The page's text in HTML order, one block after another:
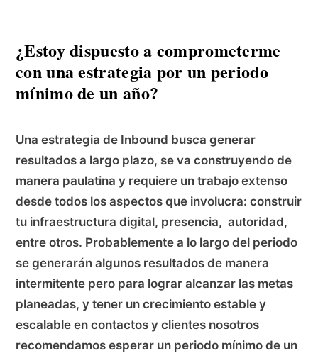
¿Estoy dispuesto a comprometerme
con una estrategia por un periodo
mínimo de un año?
Una estrategia de Inbound busca generar
resultados a largo plazo, se va construyendo de
manera paulatina y requiere un trabajo extenso
desde todos los aspectos que involucra: construir
tu infraestructura digital, presencia, autoridad,
entre otros. Probablemente a lo largo del periodo
se generarán algunos resultados de manera
intermitente pero para lograr alcanzar las metas
planeadas, y tener un crecimiento estable y
escalable en contactos y clientes nosotros
recomendamos esperar un periodo mínimo de un